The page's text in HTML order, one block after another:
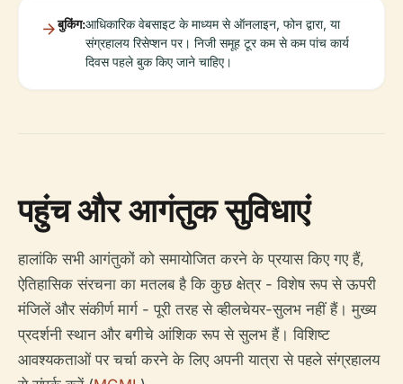
बुकिंग:आधिकारिक वेबसाइट के माध्यम से ऑनलाइन, फोन द्वारा, या
संग्रहालय रिसेप्शन पर। निजी समूह टूर कम से कम पांच कार्य
दिवस पहले बुक किए जाने चाहिए।
पहुंच और आगंतुक सुविधाएं
हालांकि सभी आगंतुकों को समायोजित करने के प्रयास किए गए हैं,
ऐतिहासिक संरचना का मतलब है कि कुछ क्षेत्र - विशेष रूप से ऊपरी
मंजिलें और संकीर्ण मार्ग - पूरी तरह से व्हीलचेयर-सुलभ नहीं हैं। मुख्य
प्रदर्शनी स्थान और बगीचे आंशिक रूप से सुलभ हैं। विशिष्ट
आवश्यकताओं पर चर्चा करने के लिए अपनी यात्रा से पहले संग्रहालय